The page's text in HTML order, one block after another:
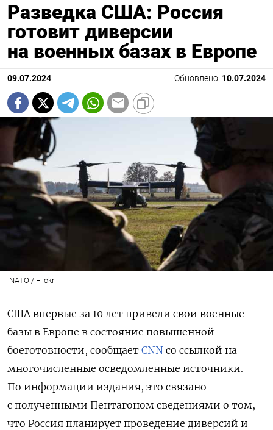
Разведка США: Россия
готовит диверсии
на военных базах в Европе
09.07.2024 Обновлено: 10.07.2024
NATO / Flickr
США впервые за 10 лет привели свои военные
базы в Европе в состояние повышенной
боеготовности, сообщает CNN со ссылкой на
многочисленные осведомленные источники.
По информации издания, это связано
с полученными Пентагоном сведениями о том,
что Россия планирует проведение диверсий и